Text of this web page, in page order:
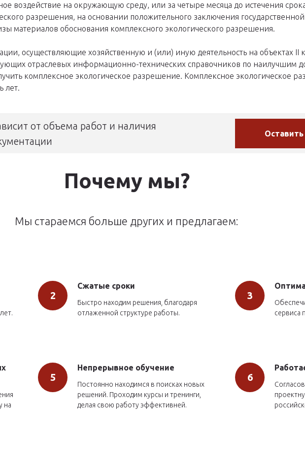
воздействие на окружающую среду, или за четыре месяца до истечения
разрешения, на основании положительного заключения государственной
материалов обоснования комплексного экологического разрешения.
осуществляющие хозяйственную и (или) иную деятельность на объектах II
отраслевых информационно-технических справочников по наилучшим
комплексное экологическое разрешение. Комплексное экологическое
лет.
от объема работ и наличия
Оставить
Почему мы?
Мы стараемся больше других и предлагаем:
Сжатые сроки
Быстро находим решения, благодаря
отлаженной структуре работы.
сервиса
на
Непрерывное обучение
Постоянно находимся в поисках новых
решений. Проходим курсы и тренинги,
делая свою работу эффективней.